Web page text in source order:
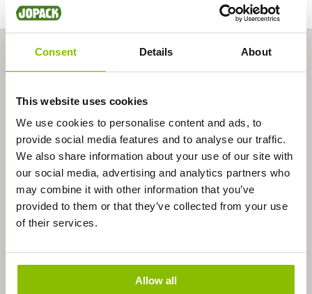
Consent Details About
This website uses cookies
We use cookies to personalise content and ads, to
provide social media features and to analyse our traffic.
We also share information about your use of our site with
our social media, advertising and analytics partners who
may combine it with other information that you’ve
provided to them or that they’ve collected from your use
of their services.
Allow all